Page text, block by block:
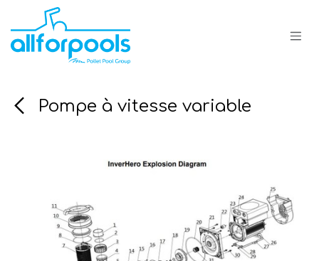
Se rendre au contenu
Pompe à vitesse variable